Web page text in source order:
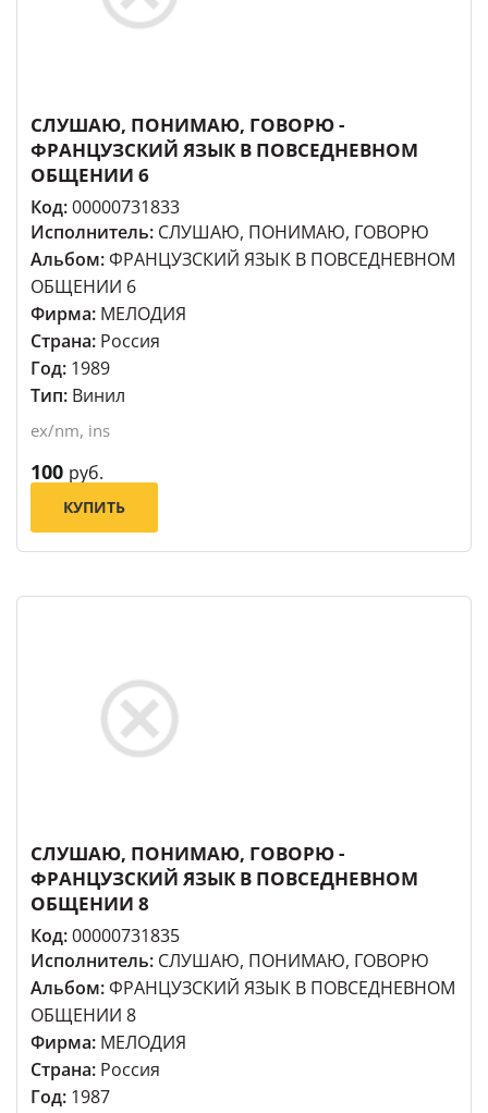
СЛУШАЮ, ПОНИМАЮ, ГОВОРЮ -
ФРАНЦУЗСКИЙ ЯЗЫК В ПОВСЕДНЕВНОМ
ОБЩЕНИИ 6
Код:00000731833
Исполнитель: СЛУШАЮ, ПОНИМАЮ, ГОВОРЮ
Альбом:ФРАНЦУЗСКИЙ ЯЗЫК В ПОВСЕДНЕВНОМ
ОБЩЕНИИ 6
Фирма: МЕЛОДИЯ
Страна: Россия
Год: 1989
Тип: Винил
ex/nm, ins
100 руб.
КУПИТЬ
СЛУШАЮ, ПОНИМАЮ, ГОВОРЮ -
ФРАНЦУЗСКИЙ ЯЗЫК В ПОВСЕДНЕВНОМ
ОБЩЕНИИ 8
Код:00000731835
Исполнитель: СЛУШАЮ, ПОНИМАЮ, ГОВОРЮ
Альбом:ФРАНЦУЗСКИЙ ЯЗЫК В ПОВСЕДНЕВНОМ
ОБЩЕНИИ 8
Фирма: МЕЛОДИЯ
Страна: Россия
Год: 1987